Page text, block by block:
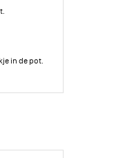
in de pot.